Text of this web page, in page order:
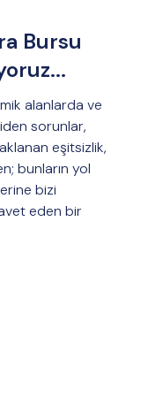
Bursu
alanlarda ve
sorunlar,
eşitsizlik,
bunların yol
bizi
eden bir